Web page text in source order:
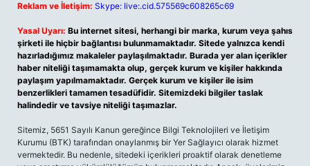
Reklam ve İletişim: Skype: live:.cid.575569c608265c69
Yasal Uyarı: Bu internet sitesi, herhangi bir marka, kurum veya şahıs
şirketi ile hiçbir bağlantısı bulunmamaktadır. Sitede yalnızca kendi
hazırladığımız makaleler paylaşılmaktadır. Burada yer alan içerikler
haber niteliği taşımamakta olup, gerçek kurum ve kişiler hakkında
paylaşım yapılmamaktadır. Gerçek kurum ve kişiler ile isim
benzerlikleri tamamen tesadüfidir. Sitemizdeki bilgiler taslak
halindedir ve tavsiye niteliği taşımazlar.
Sitemiz, 5651 Sayılı Kanun gereğince Bilgi Teknolojileri ve İletişim
Kurumu (BTK) tarafından onaylanmış bir Yer Sağlayıcı olarak hizmet
vermektedir. Bu nedenle, sitedeki içerikleri proaktif olarak denetleme